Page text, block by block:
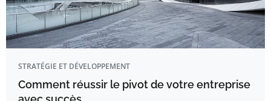
STRATÉGIE ET DÉVELOPPEMENT
Comment réussir le pivot de votre entreprise